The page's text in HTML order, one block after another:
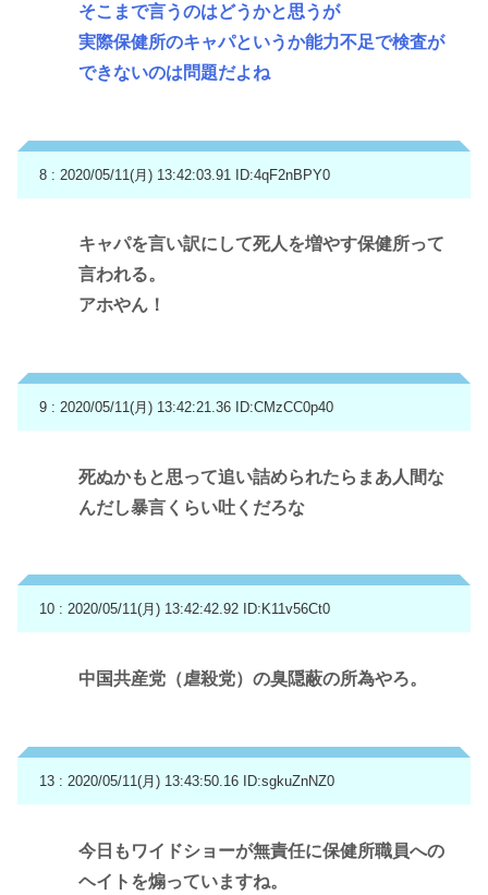
そこまで言うのはどうかと思うが
実際保健所のキャパというか能力不足で検査が
できないのは問題だよね
8 : 2020/05/11(月) 13:42:03.91 ID:4qF2nBPY0
キャパを言い訳にして死人を増やす保健所って
言われる。
アホやん！
9 : 2020/05/11(月) 13:42:21.36 ID:CMzCC0p40
死ぬかもと思って追い詰められたらまあ人間な
んだし暴言くらい吐くだろな
10 : 2020/05/11(月) 13:42:42.92 ID:K11v56Ct0
中国共産党（虐殺党）の臭隠蔽の所為やろ。
13 : 2020/05/11(月) 13:43:50.16 ID:sgkuZnNZ0
今日もワイドショーが無責任に保健所職員への
ヘイトを煽っていますね。